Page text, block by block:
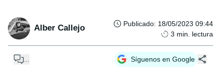
Alber Callejo Publicado: 18/05/2023 09:44
3 min. lectura
Síguenos en Google